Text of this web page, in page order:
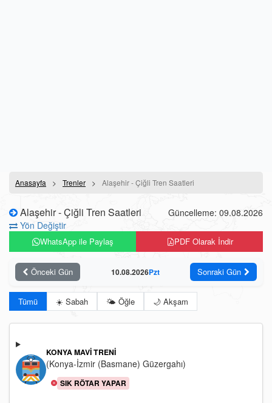
Anasayfa Trenler Alaşehir - Çiğli Tren Saatleri
Alaşehir - Çiğli Tren Saatleri
Yön Değiştir
Güncelleme: 09.08.2026
WhatsApp ile Paylaş PDF Olarak İndir
Önceki Gün 10.08.2026Pzt Sonraki Gün
Tümü ☀️ Sabah 🌤️ Öğle 🌙 Akşam
KONYA MAVI TRENI
(Konya-İzmir (Basmane) Güzergahı)
SIK RÖTAR YAPAR